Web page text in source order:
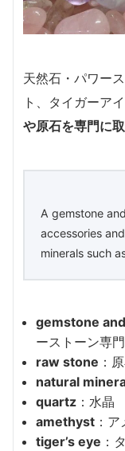
天然石・パワー
ト、タイガーア
や原石を専門に
A gemstone
accessories
minerals such
gemstone
ーストーン専
raw stone ：
natural
quartz ：水晶
amethyst ：
tiger’s eye ：